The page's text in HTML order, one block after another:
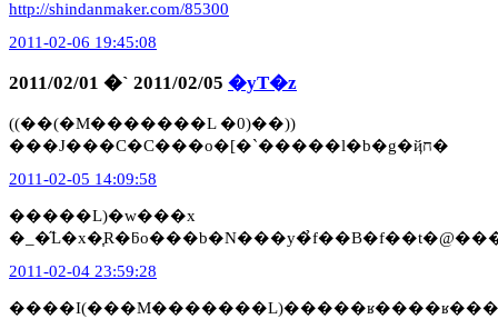
http://shindanmaker.com/85300
2011-02-06 19:45:08
2011/02/01 �` 2011/02/05 �yT�z
((��(�M�������L �0)��))
���J���C�C���o�[�`�����l�b�g�ҋח�
2011-02-05 14:09:58
�����L)�w���x
2011-02-04 23:59:28